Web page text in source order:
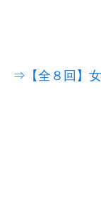
⇒【全８回】